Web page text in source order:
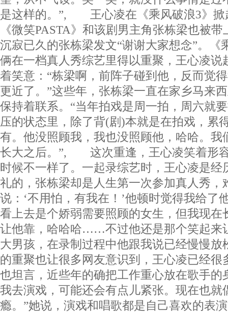
是这样的。”, 王心凌在《乘风破浪3》掀
《微笑PASTA》和该剧男主角张栋梁也被
沉寂已久的张栋梁发文“谢谢大家想念”。《
俩在一档真人秀综艺里得以重聚，王心凌说
着笑意：“栋梁啊，前阵子碰到他，反而觉
更近了。”这些年，张栋梁一直在家乡马来
保持着联系。“当年拍戏是周一拍，周六就
压的状态里，除了背(剧)本就是在拍戏，累
有。他没照顾我，我也没照顾他，哈哈。我
长大之后。”, 这次重逢，王心凌笑着形
时候不一样了。一起录综艺时，王心凌是经
礼的，张栋梁却是人生第一次参加真人秀，
说：‘不用怕，有我在！’他顿时觉得我给了
看上去是个娇弱需要照顾的女生，但我现在
让他靠，哈哈哈……不过他还是那个笑起来
大男孩，在录制过程中他跟我说已经慢
的重聚也让很多网友意识到，王心凌已经很
也坦言，近些年的确把工作重心放在歌手的
我去演戏，可能还会有点儿紧张。现在也就
瘾。”她说，演戏和唱歌都是自己喜欢的表